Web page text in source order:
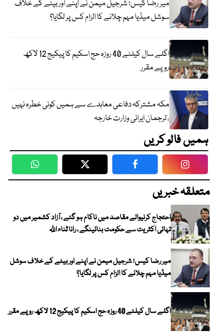
میر رضا کیس؛ شرجیل میمن نے اپنے اور بیٹے کے خلاف
سوشل میڈیا مہم چلانے کا الزام کس پر لگایا؟
اگلے سال کیلئے 40 روزہ حج اسکیم کا پیکیج 12 لاکھ
روپے مقرر
مکہ مشترکہ دفاعی معاہدے سے ہمیں کوئی خطرہ نہیں
، ترجمان ایرانی وزارت خارجہ
ہمیں فالو کریں
WhatsApp Twitter Facebook
متعلقہ خبریں
احتجاج کرنیوالے مقاصد میں ناکام ہو گئے ، آزاد کشمیر میں دو
تہائی اکثریت سے حکومت بنائینگے ، رانا ثناء اللہ
میر رضا کیس؛ شرجیل میمن نے اپنے اور بیٹے کے خلاف سوشل
میڈیا مہم چلانے کا الزام کس پر لگایا؟
اگلے سال کیلئے 40 روزہ حج اسکیم کا پیکیج 12 لاکھ روپے مقرر